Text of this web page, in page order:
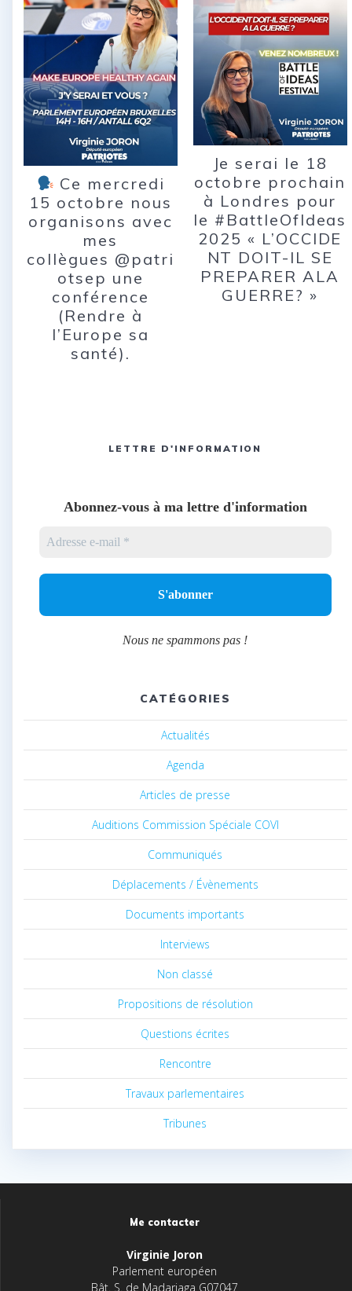
Ce mercredi
15 octobre nous
organisons avec
mes
collègues @patri
otsep une
conférence
(Rendre à
l’Europe sa
santé).
Je serai le 18
octobre prochain
à Londres pour
le #BattleOfIdeas
2025 « L’OCCIDE
NT DOIT-IL SE
PREPARER ALA
GUERRE? »
LETTRE D'INFORMATION
Abonnez-vous à ma lettre d'information
Nous ne spammons pas !
CATÉGORIES
Actualités
Agenda
Articles de presse
Auditions Commission Spéciale COVI
Communiqués
Déplacements / Évènements
Documents importants
Interviews
Non classé
Propositions de résolution
Questions écrites
Rencontre
Travaux parlementaires
Tribunes
Me contacter
Virginie Joron
Parlement européen
Bât. S. de Madariaga G07047